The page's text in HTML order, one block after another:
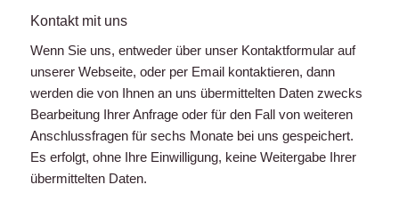
Kontakt mit uns
Wenn Sie uns, entweder über unser Kontaktformular auf
unserer Webseite, oder per Email kontaktieren, dann
werden die von Ihnen an uns übermittelten Daten zwecks
Bearbeitung Ihrer Anfrage oder für den Fall von weiteren
Anschlussfragen für sechs Monate bei uns gespeichert.
Es erfolgt, ohne Ihre Einwilligung, keine Weitergabe Ihrer
übermittelten Daten.